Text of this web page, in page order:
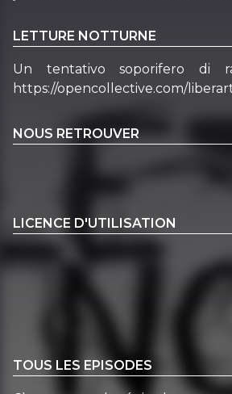
LETTURE NOTTURNE
Un tentativo soporifero di
https://opencollective.com/
NOUS RETROUVER
LICENCE D'UTILISATION
TOUS LES EPISODES